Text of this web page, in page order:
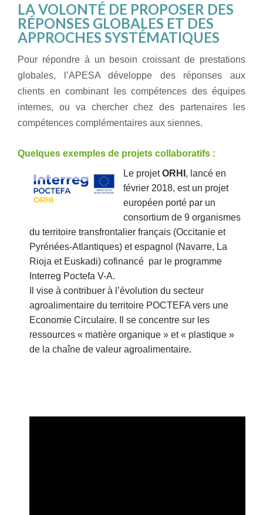
LA VOLONTÉ DE PROPOSER DES
RÉPONSES GLOBALES ET DES
APPROCHES SYSTÉMATIQUES
Pour répondre à un besoin croissant de prestations
globales, l’APESA développe des réponses aux
clients en combinant les compétences des équipes
internes, ou va chercherchez des partenaires les
compétences complémentaires aux siennes.
Quelques exemples de projets collaboratifs :
Le projetORHI , lancé en
février 2018, est un projet
européen porté par un
consortium de 9 organismes
du territoire transfrontalier français (Occitanie et
Pyrénées-Atlantiques) et espagnol (Navarre, La
Rioja et Euskadi) cofinancé par le programme
Interreg Poctefa V-A.
Il vise à contribuer à l’évolution du secteur
agroalimentaire du territoire POCTEFA vers une
Economie Circulaire. Il se concentre sur les
ressources « matière organique » et « plastique »
de la chaîne de valeur agroalimentaire.